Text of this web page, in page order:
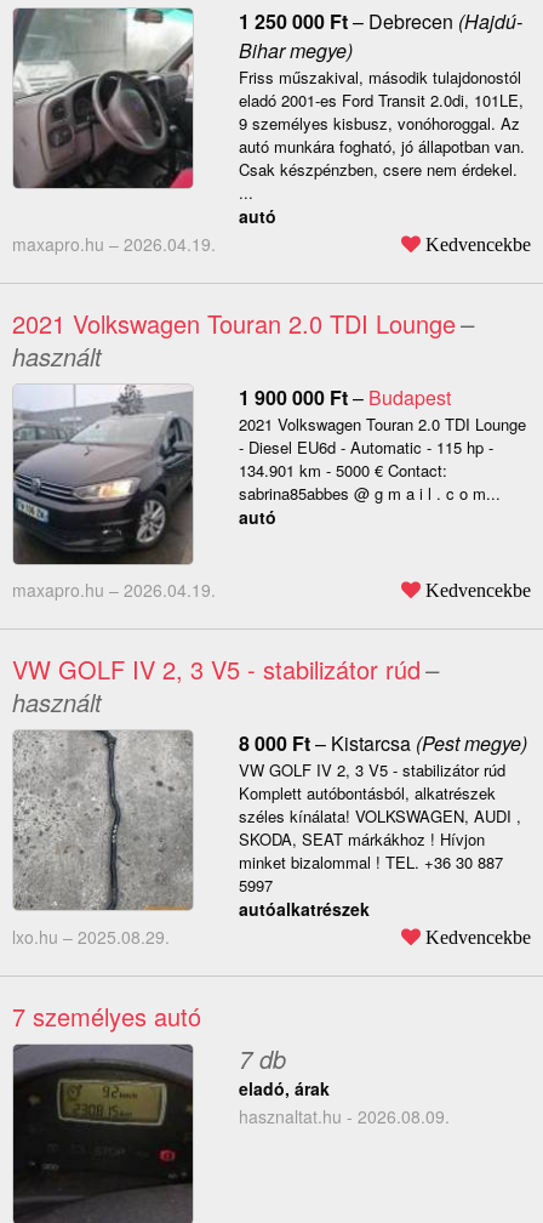
1 250 000 Ft– Debrecen (Hajdú-
Bihar megye)
Friss műszakival, második tulajdonostól
eladó 2001-es Ford Transit 2.0di, 101LE,
9 személyes kisbusz, vonóhoroggal. Az
autó munkára fogható, jó állapotban van.
Csak készpénzben, csere nem érdekel.
...
autó
maxapro.hu – 2026.04.19. Kedvencekbe
2021 Volkswagen Touran 2.0 TDI Lounge–
használt
1 900 000 Ft– Budapest
2021 Volkswagen Touran 2.0 TDI Lounge
- Diesel EU6d - Automatic - 115 hp -
134.901 km - 5000 € Contact:
sabrina85abbes @ g m a i l . c o m...
autó
maxapro.hu – 2026.04.19. Kedvencekbe
VW GOLF IV 2, 3 V5 - stabilizátor rúd–
használt
8 000 Ft– Kistarcsa(Pest megye)
VW GOLF IV 2, 3 V5 - stabilizátor rúd
Komplett autóbontásból, alkatrészek
széles kínálata! VOLKSWAGEN, AUDI ,
SKODA, SEAT márkákhoz ! Hívjon
minket bizalommal ! TEL. +36 30 887
5997
autóalkatrészek
lxo.hu – 2025.08.29. Kedvencekbe
7 személyes autó
7 db
eladó, árak
hasznaltat.hu - 2026.08.09.